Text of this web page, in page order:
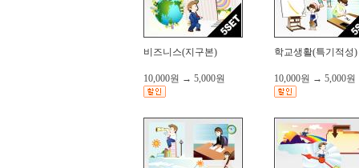
비즈니스(지구본)
10,000원 → 5,000원
학교생활(특기적성)
10,000원 → 5,000원